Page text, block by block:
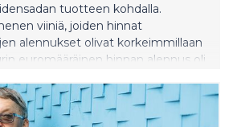
tuotteen kohdalla.
viiniä, joiden hinnat
alennukset olivat korkeimmillaan
euromääräinen hinnan alennus oli
yksittäisessä
euroa.